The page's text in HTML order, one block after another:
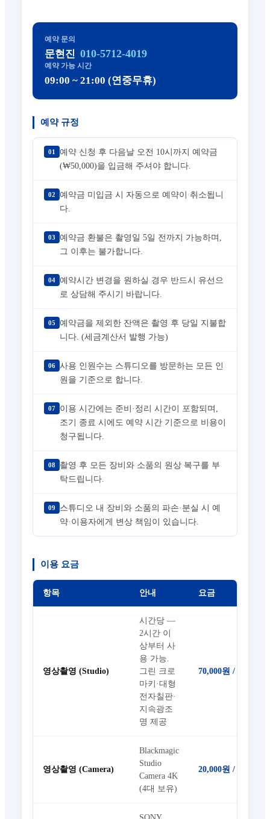
예약 문의
문현진 010-5712-4019
예약 가능 시간
09:00 ~ 21:00 (연중무휴)
예약 규정
01
예약 신청 후 다음날 오전 10시까지 예약금
(₩50,000)을 입금해 주셔야 합니다.
02
예약금 미입금 시 자동으로 예약이 취소됩니
다.
03
예약금 환불은 촬영일 5일 전까지 가능하며,
그 이후는 불가합니다.
04 예약시간 변경을 원하실 경우 반드시 유선으
로 상담해 주시기 바랍니다.
05
예약금을 제외한 잔액은 촬영 후 당일 지불합
니다. (세금계산서 발행 가능)
06 사용 인원수는 스튜디오를 방문하는 모든 인
원을 기준으로 합니다.
07
이용 시간에는 준비·정리 시간이 포함되며,
조기 종료 시에도 예약 시간 기준으로 비용이
청구됩니다.
08
촬영 후 모든 장비와 소품의 원상 복구를 부
탁드립니다.
09
스튜디오 내 장비와 소품의 파손·분실 시 예
약·이용자에게 변상 책임이 있습니다.
이용 요금
항목 안내 요금
영상촬영 (Studio)
시간당 —
2시간 이
상부터 사
용 가능.
그린 크로
마키·대형
전자칠판·
지속광조
명 제공
70,000원 / 1h
영상촬영 (Camera)
Blackmagic
Studio
Camera 4K
(4대 보유)
20,000원 / 1h·1대